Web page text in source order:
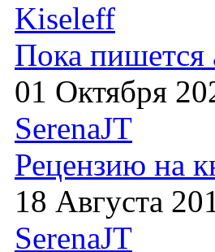
Kiseleff
Пока пишется
01 Октября
SerenaJT
Рецензию на
18 Августа
SerenaJT